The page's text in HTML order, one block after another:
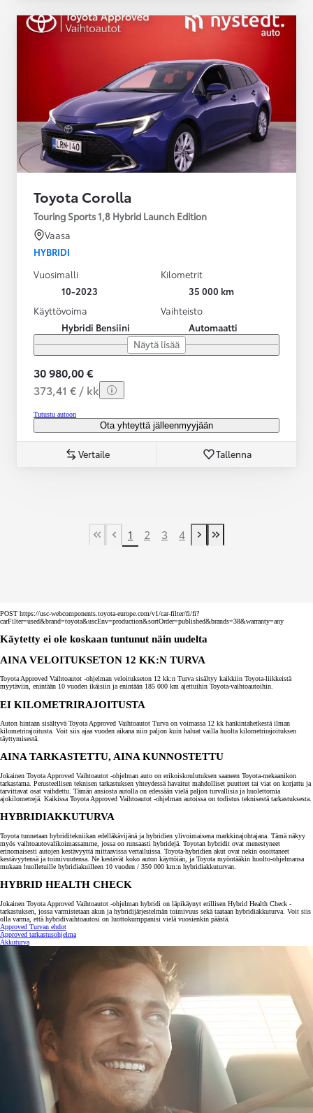
Toyota Corolla
Touring Sports 1,8 Hybrid Launch Edition
Vaasa
HYBRIDI
Vuosimalli
10-2023
Kilometrit
35 000 km
Käyttövoima
Hybridi Bensiini
Vaihteisto
Automaatti
Näytä lisää
30 980,00 €
373,41 € / kk
Tutustu autoon
Ota yhteyttä jälleenmyyjään
Vertaile Tallenna
First Page
Previous page
1 2 3 4
Next page
Last Page
POST https://usc-webcomponents.toyota-europe.com/v1/car-filter/fi/fi?
carFilter=used&brand=toyota&uscEnv=production&sortOrder=published&brands=38&warranty=any
Käytetty ei ole koskaan tuntunut näin uudelta
AINA VELOITUKSETON 12 KK:N TURVA
Toyota Approved Vaihtoautot -ohjelman veloitukseton 12 kk:n Turva sisältyy kaikkiin Toyota-liikkeistä
myytäviin, enintään 10 vuoden ikäisiin ja enintään 185 000 km ajettuihin Toyota-vaihtoautoihin.
EI KILOMETRIRAJOITUSTA
Auton hintaan sisältyvä Toyota Approved Vaihtoautot Turva on voimassa 12 kk hankintahetkestä ilman
kilometrirajoitusta. Voit siis ajaa vuoden aikana niin paljon kuin haluat vailla huolta kilometrirajoituksen
täyttymisestä.
AINA TARKASTETTU, AINA KUNNOSTETTU
Jokainen Toyota Approved Vaihtoautot -ohjelman auto on erikoiskoulutuksen saaneen Toyota-mekaanikon
tarkastama. Perusteellisen teknisen tarkastuksen yhteydessä havaitut mahdolliset puutteet tai viat on korjattu ja
tarvittavat osat vaihdettu. Tämän ansiosta autolla on edessään vielä paljon turvallisia ja huolettomia
ajokilometrejä. Kaikissa Toyota Approved Vaihtoautot -ohjelman autoissa on todistus teknisestä tarkastuksesta.
HYBRIDIAKKUTURVA
Toyota tunnetaan hybriditekniikan edelläkävijänä ja hybridien ylivoimaisena markkinajohtajana. Tämä näkyy
myös vaihtoautovalikoimassamme, jossa on runsaasti hybridejä. Toyotan hybridit ovat menestyneet
erinomaisesti autojen kestävyyttä mittaavissa vertailuissa. Toyota-hybridien akut ovat nekin osoittaneet
kestävyytensä ja toimivuutensa. Ne kestävät koko auton käyttöiän, ja Toyota myöntääkin huolto-ohjelmansa
mukaan huolletuille hybridiakuilleen 10 vuoden / 350 000 km:n hybridiakkuturvan.
HYBRID HEALTH CHECK
Jokainen Toyota Approved Vaihtoautot -ohjelman hybridi on läpikäynyt erillisen Hybrid Health Check -
tarkastuksen, jossa varmistetaan akun ja hybridijärjestelmän toimivuus sekä taataan hybridiakkuturva. Voit siis
olla varma, että hybridivaihtoautosi on luottokumppanisi vielä vuosienkin päästä.
Approved Turvan ehdot
Approved tarkastusohjelma
Akkuturva